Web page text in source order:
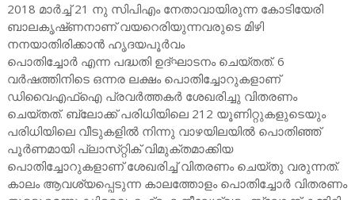
2018 മാർച്ച് 21 നു സിപിഎം നേതാവായിരുന്ന കോടിയേരി
ബാലകൃഷ്‌ണനാണ് വയറെരിയുന്നവരുടെ മിഴി
നനയാതിരിക്കാൻ ഹൃദയപൂർവം
പൊതിച്ചോർ എന്ന പദ്ധതി ഉദ്ഘാടനം ചെയ്‌തത്‌. 6
വർഷത്തിനിടെ ഒന്നര ലക്ഷം പൊതിച്ചോറുകളാണ്
ഡിവൈഎഫ്‌ഐ പ്രവർത്തകർ ശേഖരിച്ചു വിതരണം
ചെയ്‌തത്‌. ബ്ലോക്ക് പരിധിയിലെ 212 യൂണിറ്റുകളുടെയും
പരിധിയിലെ വീടുകളിൽ നിന്നു വാഴയിലയിൽ പൊതിഞ്ഞ്
പൂർണമായി പ്ലാസ്‌റ്റിക് വിമുക്‌തമാക്കിയ
പൊതിച്ചോറുകളാണ് ശേഖരിച്ച് വിതരണം ചെയ്തു വരുന്നത്.
കാലം ആവശ്യപ്പെടുന്ന കാലത്തോളം പൊതിച്ചോർ വിതരണം